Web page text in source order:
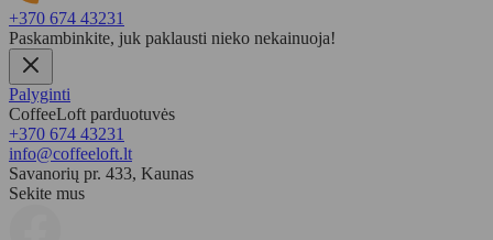
+370 674 43231
Paskambinkite, juk paklausti nieko nekainuoja!
Palyginti
CoffeeLoft parduotuvės
+370 674 43231
info@coffeeloft.lt
Savanorių pr. 433, Kaunas
Sekite mus